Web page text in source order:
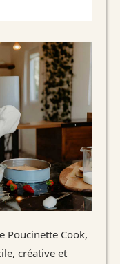
Poucinette Cook,
créative et